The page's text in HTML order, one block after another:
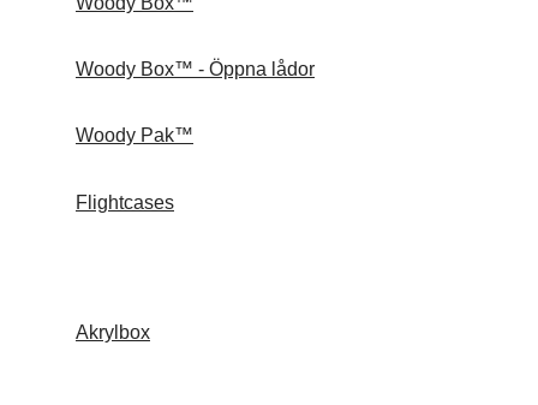
Woody Box™ - Öppna lådor
Woody Pak™
Flightcases
Akrylbox